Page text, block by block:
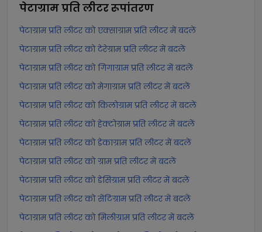
पेटाग्राम प्रति लीटररूपांतरण
पेटाग्राम प्रति लीटर को एक्साग्राम प्रति लीटर में बदलें
पेटाग्राम प्रति लीटर को टेरेग्राम प्रति लीटर में बदलें
पेटाग्राम प्रति लीटर को गिगाग्राम प्रति लीटर में बदलें
पेटाग्राम प्रति लीटर को मेगाग्राम प्रति लीटर में बदलें
पेटाग्राम प्रति लीटर को किलोग्राम प्रति लीटर में बदलें
पेटाग्राम प्रति लीटर को हेक्टोग्राम प्रति लीटर में बदलें
पेटाग्राम प्रति लीटर को डेकाग्राम प्रति लीटर में बदलें
पेटाग्राम प्रति लीटर को ग्राम प्रति लीटर में बदलें
पेटाग्राम प्रति लीटर को डेसिग्राम प्रति लीटर में बदलें
पेटाग्राम प्रति लीटर को सेंटिग्राम प्रति लीटर में बदलें
पेटाग्राम प्रति लीटर को मिलीग्राम प्रति लीटर में बदलें